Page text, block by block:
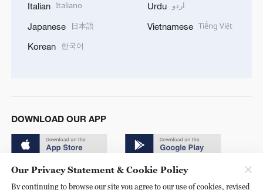
Italian Italiano
Japanese 日本語
Korean 한국어
Urdu اردو
Vietnamese Tiếng Việt
DOWNLOAD OUR APP
Our Privacy Statement & Cookie Policy
By continuing to browse our site you agree to our use of cookies, revised